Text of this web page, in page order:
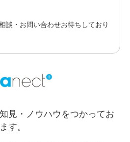
談・お問い合わせお待ちしており
見・ノウハウをつかってお
す。